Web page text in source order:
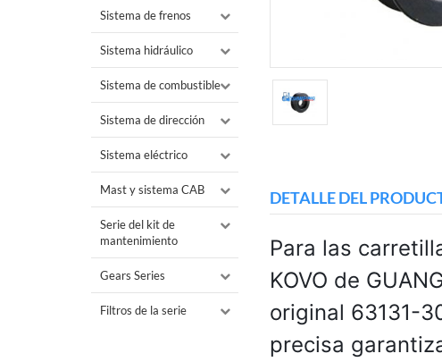
Sistema de frenos
Sistema hidráulico
Sistema de combustible
Sistema de dirección
Sistema eléctrico
Mast y sistema CAB
Serie del kit de
mantenimiento
Gears Series
Filtros de la serie
DETALLE DEL
Para las
KOVO de
original 63131-
precisa